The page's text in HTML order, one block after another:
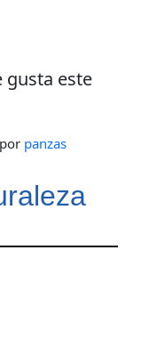
gusta este
por panzas